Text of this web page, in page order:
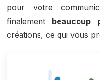
pour votre
finalement beaucoup
créations, ce qui vous